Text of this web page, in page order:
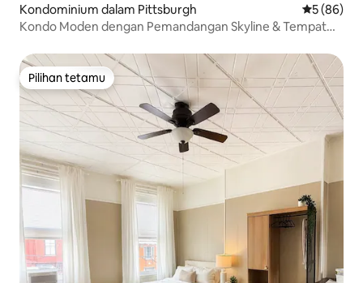
Kondominium dalam Pittsburgh Penarafan
5 (86)
Kondo Moden dengan Pemandangan Skyline & Tempat
Pilihan tetamu
Pilihan tetamu